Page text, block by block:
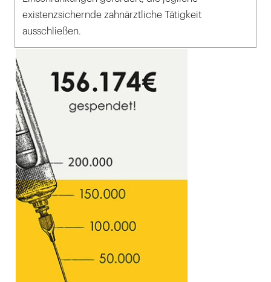
existenzsichernde zahnärztliche Tätigkeit
ausschließen.